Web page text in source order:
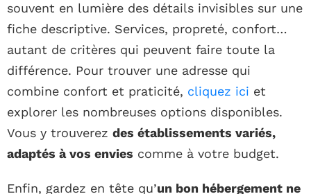
souvent en lumière des détails invisibles sur une
fiche descriptive. Services, propreté, confort…
autant de critères qui peuvent faire toute la
différence. Pour trouver une adresse qui
combine confort et praticité, cliquez ici et
explorer les nombreuses options disponibles.
Vous y trouverez des établissements variés,
adaptés à vos envies comme à votre budget.
Enfin, gardez en tête qu’un bon hébergement ne